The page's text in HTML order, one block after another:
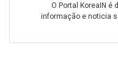
O Portal KoreaIN é
informação e noticia